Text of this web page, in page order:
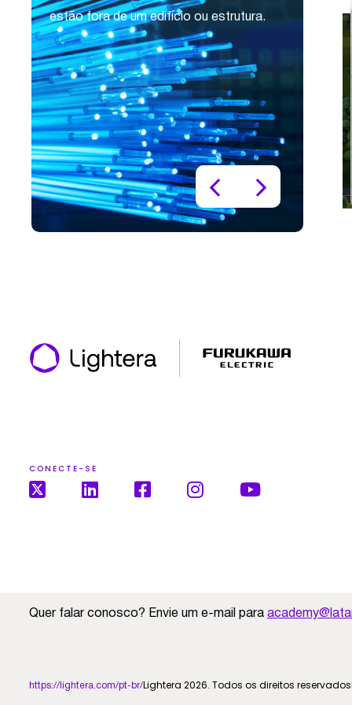
estão fora de um edifício ou estrutura.
CONECTE-SE
Quer falar conosco? Envie um e-mail para
https://lightera.com/pt-br/Lightera 2026. Todos os direitos reservados